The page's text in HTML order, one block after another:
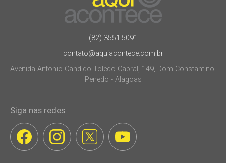
(82) 3551.5091
contato@aquiacontece.com.br
Avenida Antonio Candido Toledo Cabral, 149, Dom Constantino.
Penedo - Alagoas
Siga nas redes